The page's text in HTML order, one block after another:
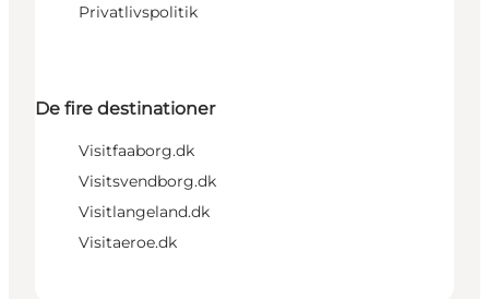
Privatlivspolitik
De fire destinationer
Visitfaaborg.dk
Visitsvendborg.dk
Visitlangeland.dk
Visitaeroe.dk